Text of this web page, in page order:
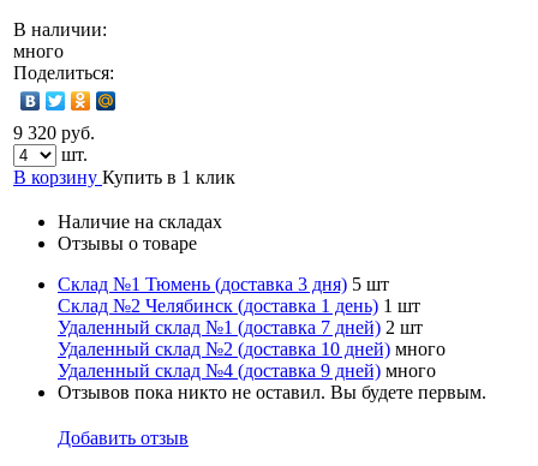
В наличии:
много
Поделиться:
9 320 руб.
шт.
В корзину Купить в 1 клик
Наличие на складах
Отзывы о товаре
Склад №1 Тюмень (доставка 3 дня) 5 шт
Склад №2 Челябинск (доставка 1 день) 1 шт
Удаленный склад №1 (доставка 7 дней) 2 шт
Удаленный склад №2 (доставка 10 дней) много
Удаленный склад №4 (доставка 9 дней) много
Отзывов пока никто не оставил. Вы будете первым.
Добавить отзыв